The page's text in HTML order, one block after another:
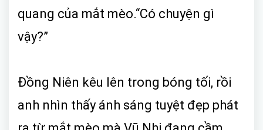
quang của mắt mèo.“Có chuyện gì
vậy?”
Đồng Niên kêu lên trong bóng tối, rồi
anh nhìn thấy ánh sáng tuyệt đẹp phát